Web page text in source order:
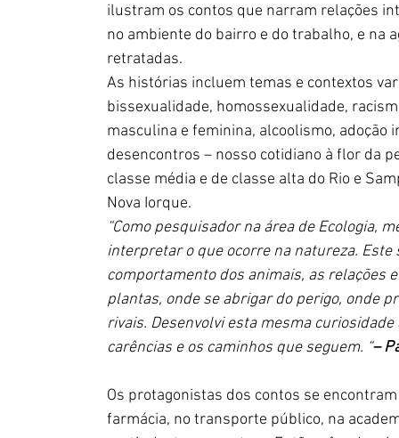
ilustram os contos que narram relações
no ambiente do bairro e do trabalho, e na
retratadas.
As histórias incluem temas e contextos
bissexualidade, homossexualidade,
masculina e feminina, alcoolismo,
desencontros – nosso cotidiano à flor da
classe média e de classe alta do Rio e
Nova Iorque.
“Como pesquisador na área de Ecologia,
interpretar o que ocorre na natureza.
comportamento dos animais, as relações
plantas, onde se abrigar do perigo, onde
rivais. Desenvolvi esta mesma
carências e os caminhos que seguem. “–
Os protagonistas dos contos se
farmácia, no transporte público, na